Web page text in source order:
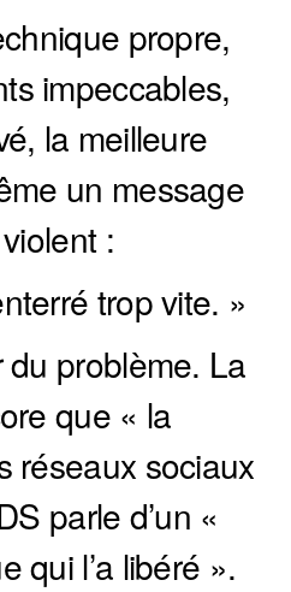
propre,
impeccables,
la meilleure
un message
:
trop vite. »
problème. La
que « la
réseaux sociaux
parle d’un «
qui l’a libéré ».